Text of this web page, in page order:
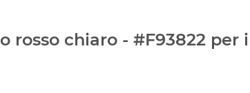
rosso chiaro - #F93822 per